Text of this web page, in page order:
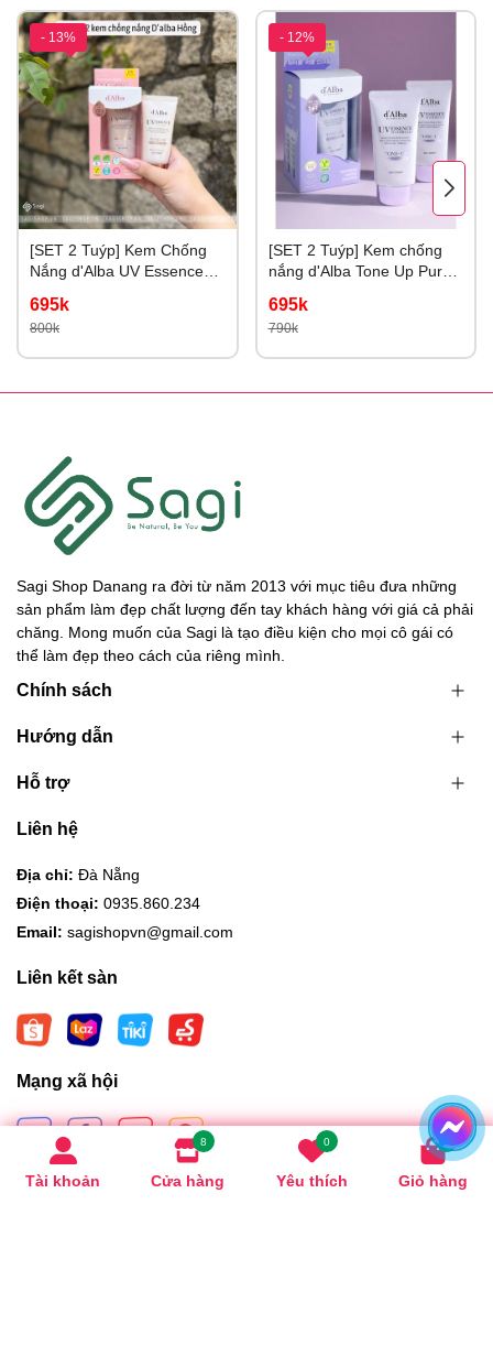
Tài khoản
8
Cửa hàng
0
Yêu thích
0
Giỏ hàng
- 13%
[SET 2 Tuýp] Kem Chống
Nắng d'Alba UV Essence
Correcting 50ml
695k
800k
- 12%
[SET 2 Tuýp] Kem chống
nắng d'Alba Tone Up Purple
Hiệu Chỉnh Sắc Da
695k
790k
Sagi Shop Danang ra đời từ năm 2013 với mục tiêu đưa những
sản phẩm làm đẹp chất lượng đến tay khách hàng với giá cả phải
chăng. Mong muốn của Sagi là tạo điều kiện cho mọi cô gái có
thể làm đẹp theo cách của riêng mình.
Chính sách
Hướng dẫn
Hỗ trợ
Liên hệ
Địa chỉ: Đà Nẵng
Điện thoại: 0935.860.234
Email: sagishopvn@gmail.com
Liên kết sàn
Mạng xã hội
Hình thức thanh toán